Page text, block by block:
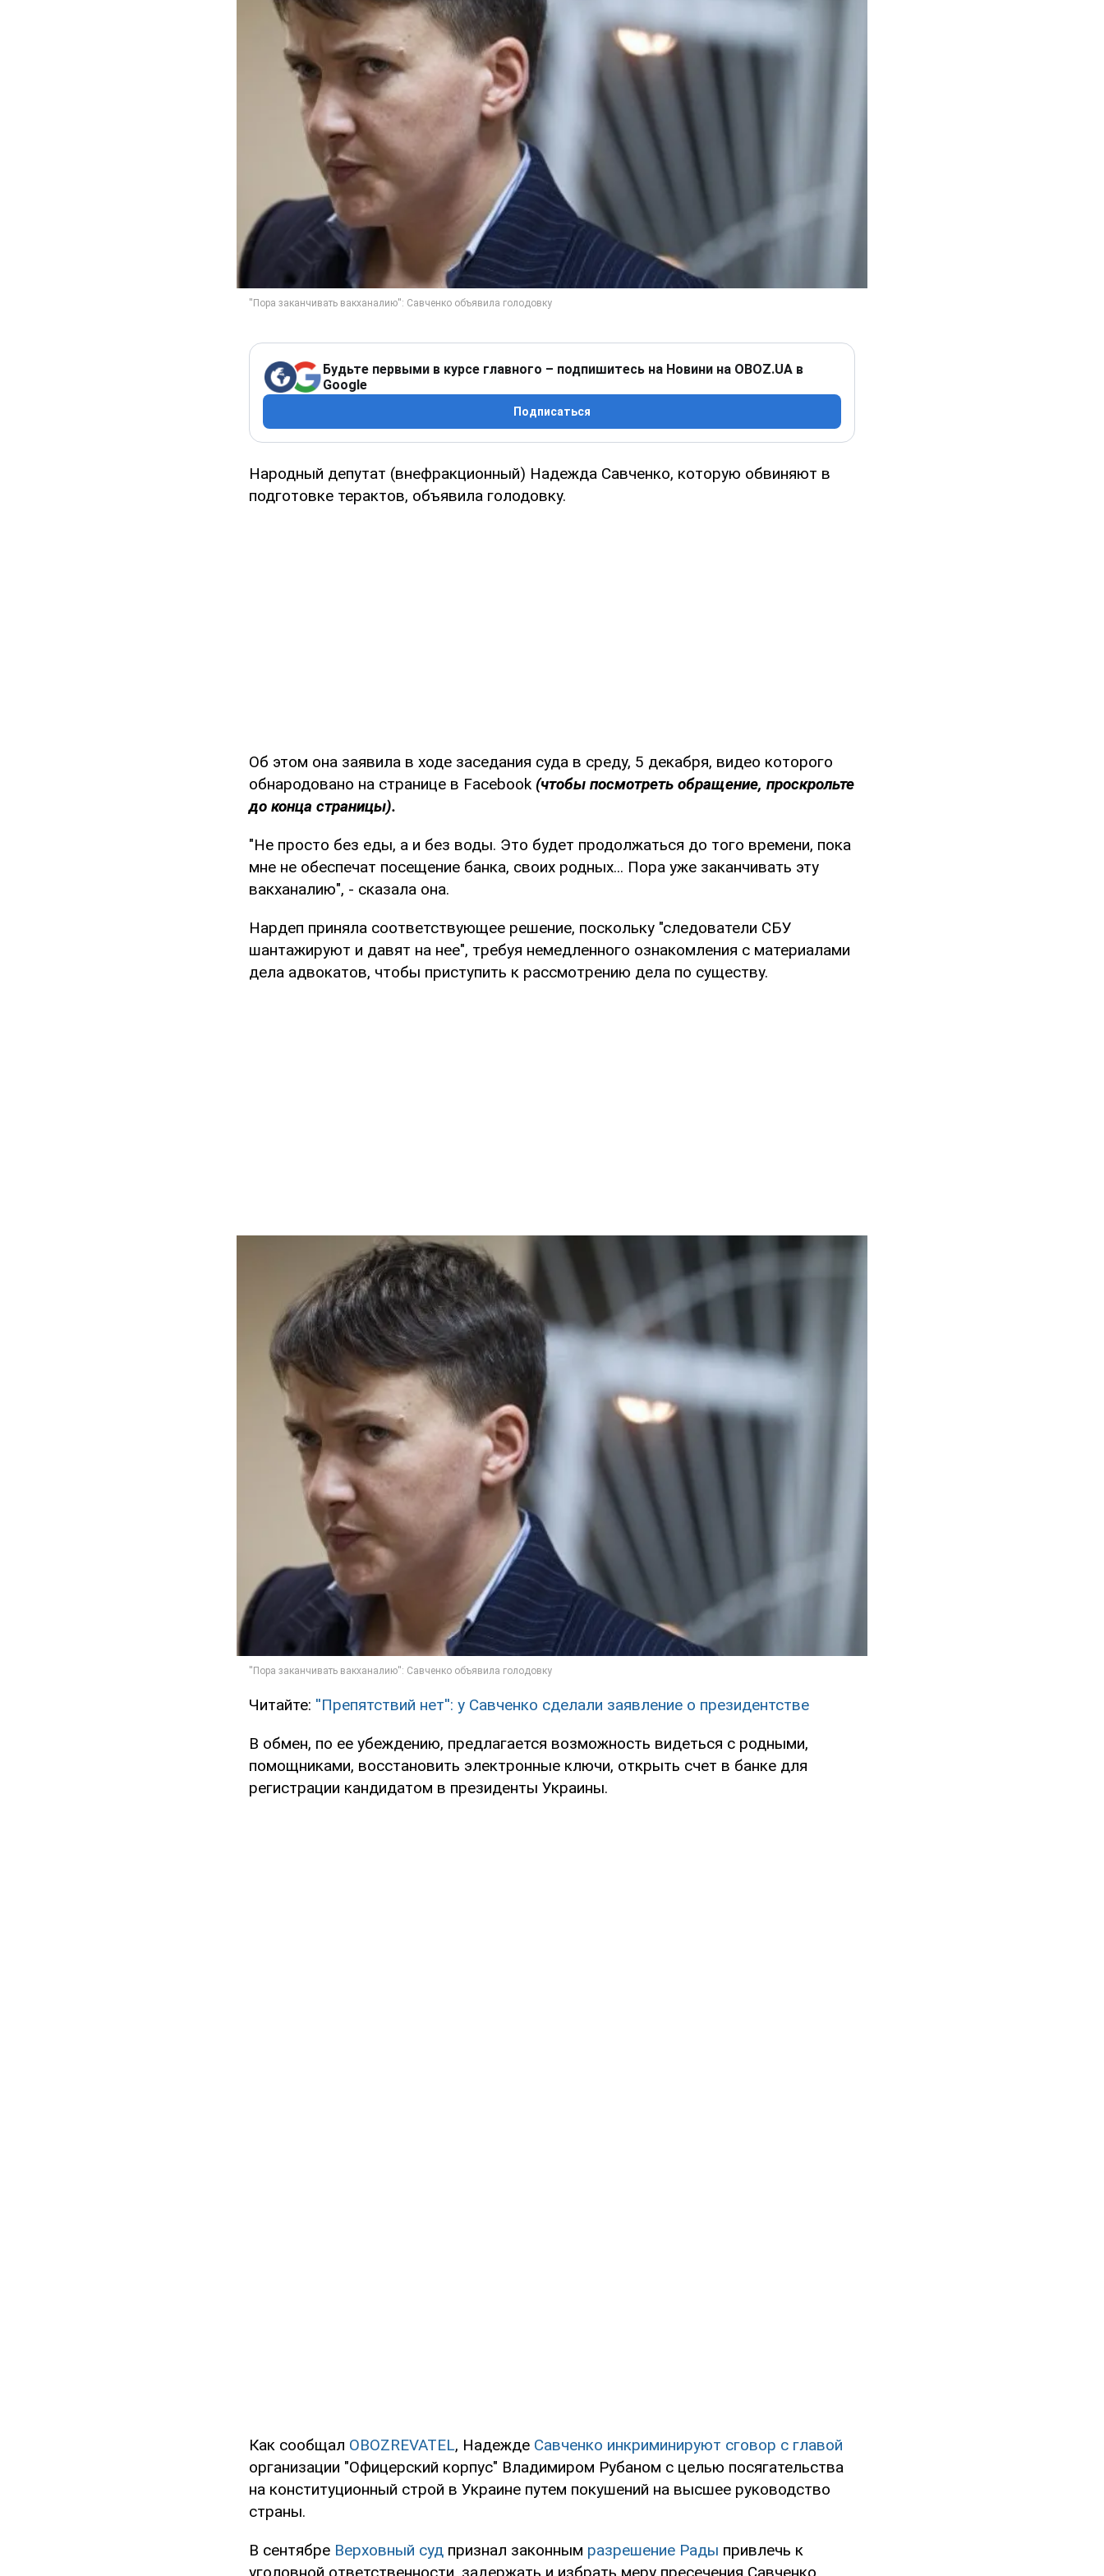
Будьте первыми в курсе главного – подпишитесь на Новини на OBOZ.UA в
Google
Подписаться
Народный депутат (внефракционный) Надежда Савченко, которую обвиняют в
подготовке терактов, объявила голодовку.
Об этом она заявила в ходе заседания суда в среду, 5 декабря, видео которого
обнародовано на странице в Facebook (чтобы посмотреть обращение, проскрольте
до конца страницы).
"Не просто без еды, а и без воды. Это будет продолжаться до того времени, пока
мне не обеспечат посещение банка, своих родных... Пора уже заканчивать эту
вакханалию", - сказала она.
Нардеп приняла соответствующее решение, поскольку "следователи СБУ
шантажируют и давят на нее", требуя немедленного ознакомления с материалами
дела адвокатов, чтобы приступить к рассмотрению дела по существу.
Читайте: ''Препятствий нет'': у Савченко сделали заявление о президентстве
В обмен, по ее убеждению, предлагается возможность видеться с родными,
помощниками, восстановить электронные ключи, открыть счет в банке для
регистрации кандидатом в президенты Украины.
Как сообщал OBOZREVATEL, Надежде Савченко инкриминируют сговор с главой
организации "Офицерский корпус" Владимиром Рубаном с целью посягательства
на конституционный строй в Украине путем покушений на высшее руководство
страны.
В сентябре Верховный суд признал законным разрешение Рады привлечь к